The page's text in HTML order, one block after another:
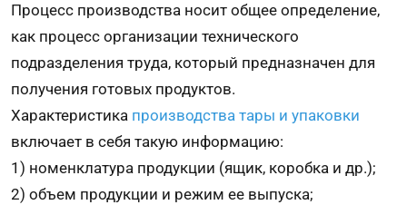
Процесс производства носит общее определение,
как процесс организации технического
подразделения труда, который предназначен для
получения готовых продуктов.
Характеристика производства тары и упаковки
включает в себя такую информацию:
1) номенклатура продукции (ящик, коробка и др.);
2) объем продукции и режим ее выпуска;